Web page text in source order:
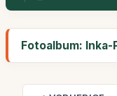
Fotoalbum: Inka-